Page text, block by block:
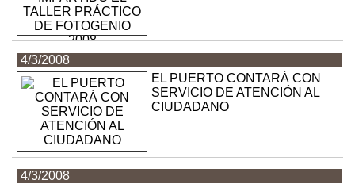
4/3/2008
EL PUERTO CONTARÁ CON
SERVICIO DE ATENCIÓN AL
CIUDADANO
4/3/2008